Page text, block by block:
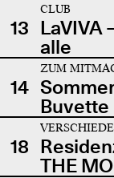
13
CLUB
LaVIVA
alle
14
ZUM
Buvette
18
THE